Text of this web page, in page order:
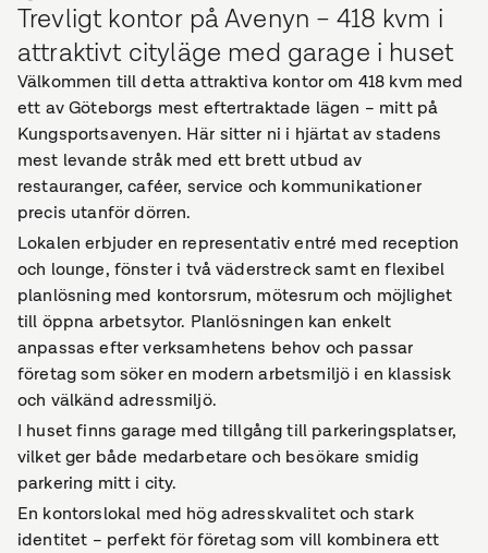
Trevligt kontor på Avenyn – 418 kvm i
attraktivt cityläge med garage i huset
Välkommen till detta attraktiva kontor om 418 kvm med
ett av Göteborgs mest eftertraktade lägen – mitt på
Kungsportsavenyen. Här sitter ni i hjärtat av stadens
mest levande stråk med ett brett utbud av
restauranger, caféer, service och kommunikationer
precis utanför dörren.
Lokalen erbjuder en representativ entré med reception
och lounge, fönster i två väderstreck samt en flexibel
planlösning med kontorsrum, mötesrum och möjlighet
till öppna arbetsytor. Planlösningen kan enkelt
anpassas efter verksamhetens behov och passar
företag som söker en modern arbetsmiljö i en klassisk
och välkänd adressmiljö.
I huset finns garage med tillgång till parkeringsplatser,
vilket ger både medarbetare och besökare smidig
parkering mitt i city.
En kontorslokal med hög adresskvalitet och stark
identitet – perfekt för företag som vill kombinera ett